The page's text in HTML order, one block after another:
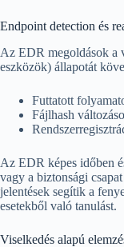
Endpoint detection és
Az EDR megoldások a
eszközök) állapotát
Futtatott
Fájlhash
Az EDR képes időben
vagy a biztonsági
jelentések segítik a
esetekből való tanulást.
Viselkedés alapú